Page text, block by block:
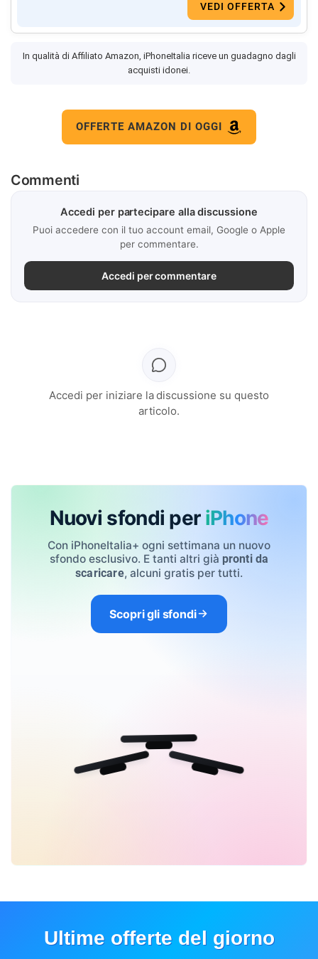
VEDI OFFERTA
In qualità di Affiliato Amazon, iPhoneItalia riceve un guadagno dagli
acquisti idonei.
OFFERTE AMAZON DI OGGI
Commenti
Accedi per partecipare alla discussione
Puoi accedere con il tuo account email, Google o Apple
per commentare.
Accedi per commentare
Accedi per iniziare la discussione su questo
articolo.
Nuovi sfondi per iPhone
Con iPhoneItalia+ ogni settimana un nuovo
sfondo esclusivo. E tanti altri già pronti da
scaricare, alcuni gratis per tutti.
Scopri gli sfondi
Ultime offerte del giorno